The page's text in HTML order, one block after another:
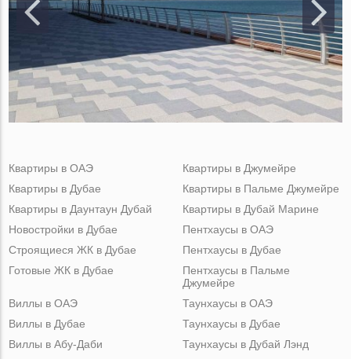
Квартиры в ОАЭ
Квартиры в Дубае
Квартиры в Даунтаун Дубай
Квартиры в Джумейре
Квартиры в Пальме Джумейре
Квартиры в Дубай Марине
Новостройки в Дубае
Строящиеся ЖК в Дубае
Готовые ЖК в Дубае
Пентхаусы в ОАЭ
Пентхаусы в Дубае
Пентхаусы в Пальме
Джумейре
Виллы в ОАЭ
Виллы в Дубае
Виллы в Абу-Даби
Таунхаусы в ОАЭ
Таунхаусы в Дубае
Таунхаусы в Дубай Лэнд